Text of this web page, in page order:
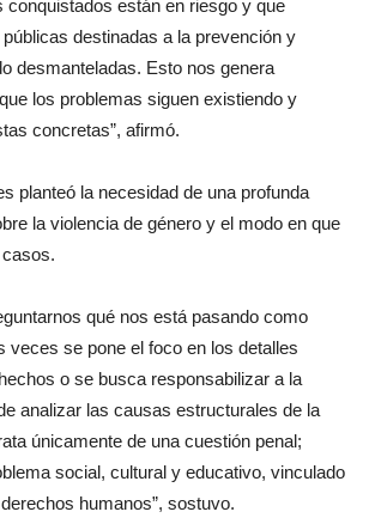
conquistados están en riesgo y que
destinadas a la prevención y
desmanteladas. Esto nos genera
los problemas siguen existiendo y
concretas”, afirmó.
planteó la necesidad de una profunda
la violencia de género y el modo en que
qué nos está pasando como
veces se pone el foco en los detalles
o se busca responsabilizar a la
analizar las causas estructurales de la
únicamente de una cuestión penal;
social, cultural y educativo, vinculado
humanos”, sostuvo.